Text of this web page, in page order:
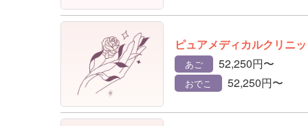
ピュアメディカルクリニ
あご 52,250円〜
おでこ 52,250円〜